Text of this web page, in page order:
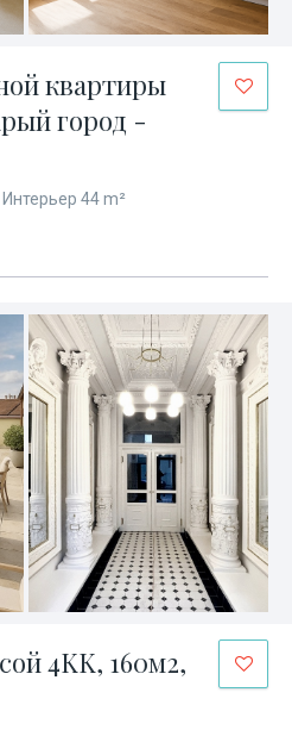
квартиры
город -
Интерьер 44 m²
4KK, 160м2,